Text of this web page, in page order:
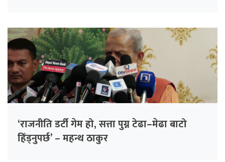
‘राजनीति डर्टी गेम हो, सत्ता पुग्न टेढा–मेढा बाटो
हिँड्नुपर्छ’ – महन्थ ठाकुर